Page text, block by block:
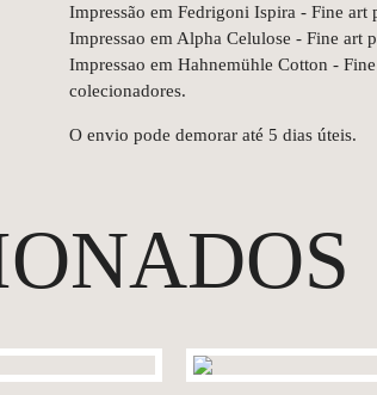
Impressão em Fedrigoni Ispira - Fine art
Impressao em Alpha Celulose - Fine art
Impressao em Hahnemühle Cotton -
colecionadores.
O envio pode demorar até 5 dias úteis.